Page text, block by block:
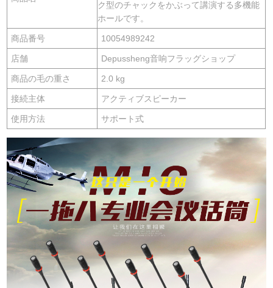
ク型のチャックをかぶって講演する多機能
ホールです。
商品番号 10054989242
店舗 Depussheng音响フラッグショップ
商品の毛の重さ 2.0 kg
接続主体 アクティブスピーカー
使用方法 サポート式